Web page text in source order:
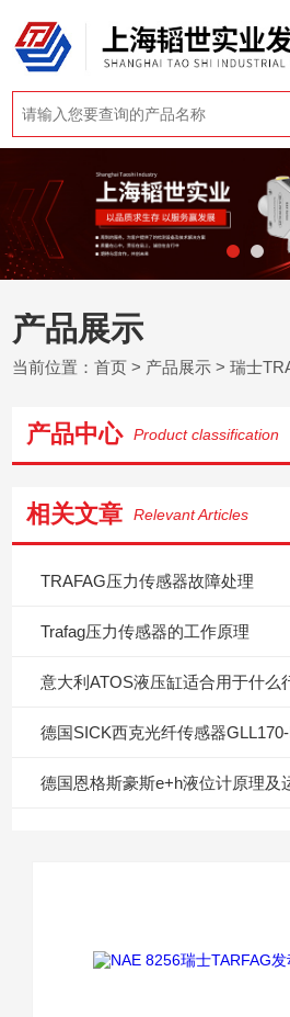
产品展示
当前位置：首页 > 产品展示 >瑞士
产品中心 Product classification
相关文章 Relevant Articles
TRAFAG压力传感器故障处理
​Trafag压力传感器的工作原理
意大利ATOS液压缸适合用于什么
德国SICK西克光纤传感器
德国恩格斯豪斯e+h液位计原理及